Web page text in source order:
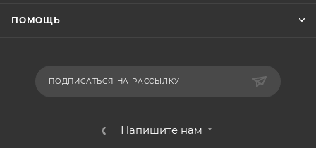
ПОМОЩЬ
ПОДПИСАТЬСЯ НА РАССЫЛКУ
Напишите нам